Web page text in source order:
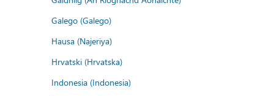
Galego (Galego)
Hausa (Najeriya)
Hrvatski (Hrvatska)
Indonesia (Indonesia)